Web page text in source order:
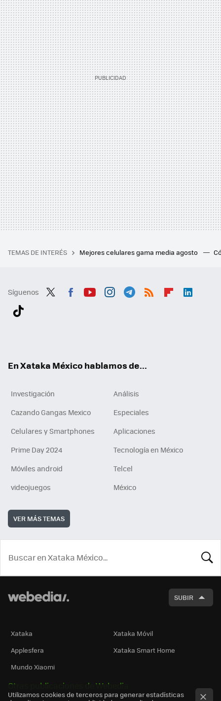
TEMAS DE INTERÉS Mejores celulares gama media agosto
Síguenos
En Xataka México hablamos de...
Investigación
Análisis
Cazando Gangas Mexico
Especiales
Celulares y Smartphones
Aplicaciones
Prime Day 2024
Tecnología en México
Móviles android
Telcel
videojuegos
México
VER MÁS TEMAS
SUBIR
Xataka
Xataka Móvil
Applesfera
Xataka Smart Home
Mundo Xiaomi
Otras publicaciones de Webedia
Utilizamos cookies de terceros para generar estadísticas